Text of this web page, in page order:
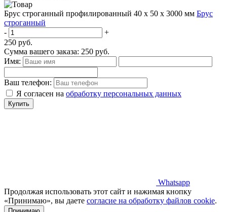
Брус строганный профилированный 40 х 50 х 3000 мм Брус
строганный
-
+
250 руб.
Сумма вашего заказа: 250 руб.
Имя:
Ваш телефон:
Я согласен на обработку персональных данных
Купить
Whatsapp
Продолжая использовать этот сайт и нажимая кнопку
«Принимаю», вы даете согласие на обработку файлов cookie.